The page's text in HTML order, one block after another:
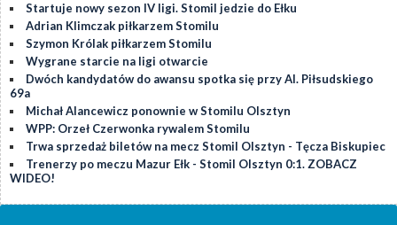
Startuje nowy sezon IV ligi. Stomil jedzie do Ełku
Adrian Klimczak piłkarzem Stomilu
Szymon Królak piłkarzem Stomilu
Wygrane starcie na ligi otwarcie
Dwóch kandydatów do awansu spotka się przy Al. Piłsudskiego
69a
Michał Alancewicz ponownie w Stomilu Olsztyn
WPP: Orzeł Czerwonka rywalem Stomilu
Trwa sprzedaż biletów na mecz Stomil Olsztyn - Tęcza Biskupiec
Trenerzy po meczu Mazur Ełk - Stomil Olsztyn 0:1. ZOBACZ
WIDEO!